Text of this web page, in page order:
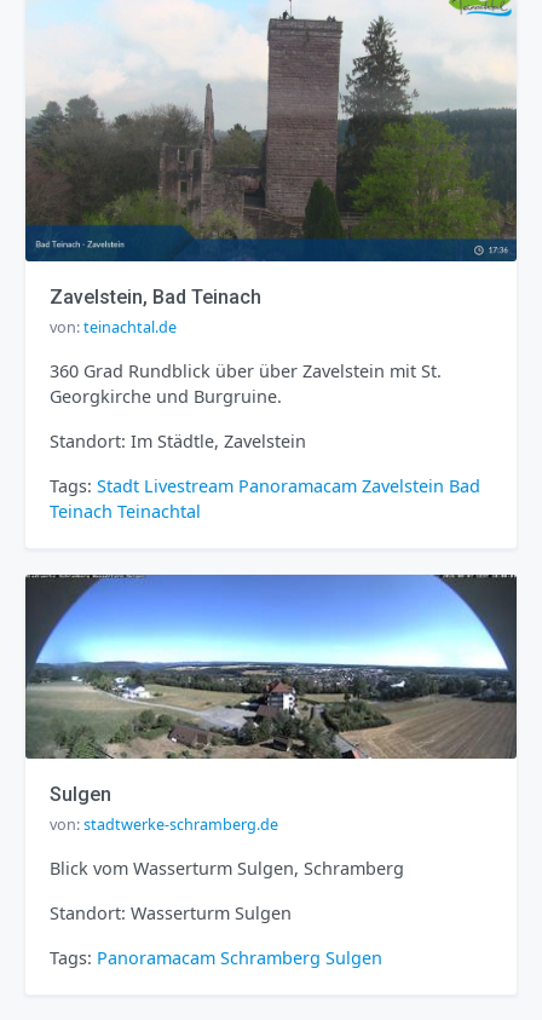
Zavelstein, Bad Teinach
von:teinachtal.de
360 Grad Rundblick über über Zavelstein mit St.
Georgkirche und Burgruine.
Standort: Im Städtle, Zavelstein
Tags: Stadt Livestream Panoramacam Zavelstein Bad
Teinach Teinachtal
Sulgen
von:stadtwerke-schramberg.de
Blick vom Wasserturm Sulgen, Schramberg
Standort: Wasserturm Sulgen
Tags: Panoramacam Schramberg Sulgen